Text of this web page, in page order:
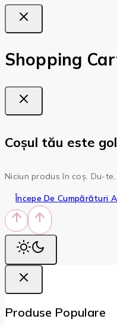
Shopping
Coșul tău este gol
Niciun produs în coș. Du-
Începe De Cumpărături
Produse Populare